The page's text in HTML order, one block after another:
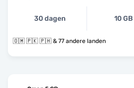
30 dagen 10 GB
🇴🇲 🇵🇰 🇵🇭 & 77 andere landen